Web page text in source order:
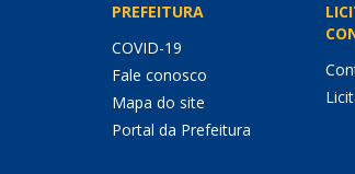
PREFEITURA
COVID-19
Fale conosco
Mapa do site
Portal da Prefeitura